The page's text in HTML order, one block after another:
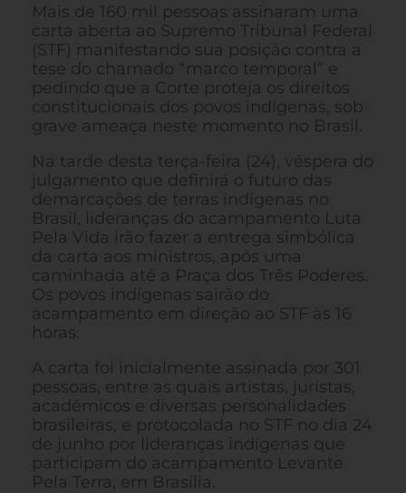
Mais de 160 mil pessoas assinaram uma
carta aberta ao Supremo Tribunal Federal
(STF) manifestando sua posição contra a
tese do chamado “marco temporal” e
pedindo que a Corte proteja os direitos
constitucionais dos povos indígenas, sob
grave ameaça neste momento no Brasil.
Na tarde desta terça-feira (24), véspera do
julgamento que definirá o futuro das
demarcações de terras indígenas no
Brasil, lideranças do acampamento Luta
Pela Vida irão fazer a entrega simbólica
da carta aos ministros, após uma
caminhada até a Praça dos Três Poderes.
Os povos indígenas sairão do
acampamento em direção ao STF às 16
horas.
A carta foi inicialmente assinada por 301
pessoas, entre as quais artistas, juristas,
acadêmicos e diversas personalidades
brasileiras, e protocolada no STF no dia 24
de junho por lideranças indígenas que
participam do acampamento Levante
Pela Terra, em Brasília.